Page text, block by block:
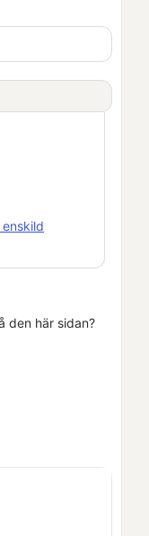
den här sidan?